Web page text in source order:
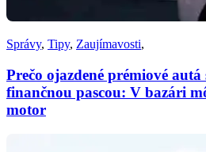
Správy, Tipy, Zaujímavosti,
Prečo ojazdené prémiové
finančnou pascou: V bazári
motor